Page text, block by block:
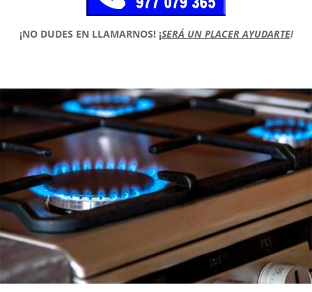
¡NO DUDES EN LLAMARNOS! ¡SERÁ UN PLACER AYUDARTE!